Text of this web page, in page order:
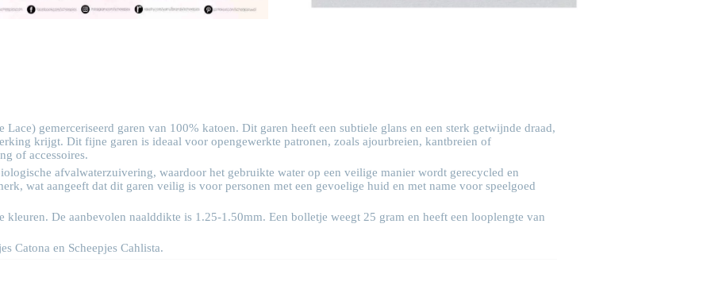
Lace) gemerceriseerd garen van 100% katoen. Dit garen heeft een subtiele glans en een sterk getwijnde draad,
krijgt. Dit fijne garen is ideaal voor opengewerkte patronen, zoals ajourbreien, kantbreien of
of accessoires.
afvalwaterzuivering, waardoor het gebruikte water op een veilige manier wordt gerecycled en
wat aangeeft dat dit garen veilig is voor personen met een gevoelige huid en met name voor speelgoed
De aanbevolen naalddikte is 1.25-1.50mm. Een bolletje weegt 25 gram en heeft een looplengte van
Catona en Scheepjes Cahlista.